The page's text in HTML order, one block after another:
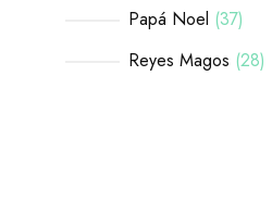
Papá Noel 37
Reyes Magos 28